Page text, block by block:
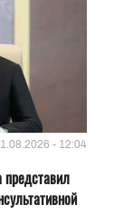
- 12:04
представил